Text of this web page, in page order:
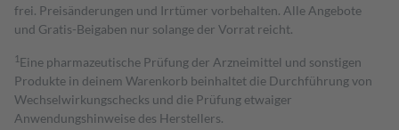
frei. Preisänderungen und Irrtümer vorbehalten. Alle Angebote
und Gratis-Beigaben nur solange der Vorrat reicht.
1 Eine pharmazeutische Prüfung der Arzneimittel und sonstigen
Produkte in deinem Warenkorb beinhaltet die Durchführung von
Wechselwirkungschecks und die Prüfung etwaiger
Anwendungshinweise des Herstellers.